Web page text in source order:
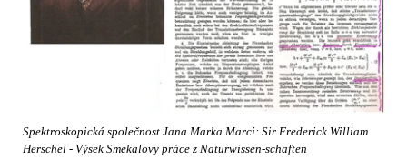
Spektroskopická společnost Jana Marka Marci: Sir Frederick William
Herschel - Výsek Smekalovy práce z Naturwissen-schaften